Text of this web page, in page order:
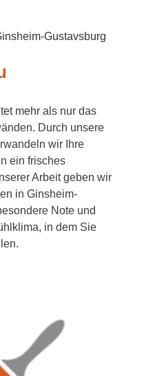
mehr als nur das
Durch unsere
wir Ihre
ein frisches
Arbeit geben wir
in Ginsheim-
Note und
in dem Sie